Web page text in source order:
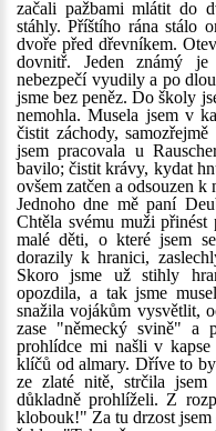
začali pažbami mlátit do
stáhly. Příštího rána stálo
dvoře před dřevníkem.
dovnitř. Jeden známý
nebezpečí vyudily a po
jsme bez peněz. Do školy
nemohla. Musela jsem v
čistit záchody,
jsem pracovala u
bavilo; čistit krávy, kydat
ovšem zatčen a odsouzen k
Jednoho dne mě paní
Chtěla svému muži
malé děti, o které jsem
dorazily k hranici,
Skoro jsme už stihly
opozdila, a tak jsme
snažila vojákům vysvětlit,
zase "německý svině" a
prohlídce mi našli v
klíčů od almary. Dříve to
ze zlaté nitě, strčila
důkladně prohlíželi. Z
klobouk!" Za tu drzost jsem